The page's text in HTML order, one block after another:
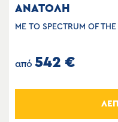
ΑΝΑΤΟΛΗ
ΜΕ ΤΟ SPECTRUM OF THE
από 542 €